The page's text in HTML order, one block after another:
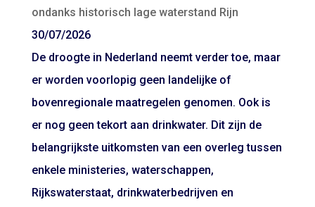
ondanks historisch lage waterstand Rijn
30/07/2026
De droogte in Nederland neemt verder toe, maar
er worden voorlopig geen landelijke of
bovenregionale maatregelen genomen. Ook is
er nog geen tekort aan drinkwater. Dit zijn de
belangrijkste uitkomsten van een overleg tussen
enkele ministeries, waterschappen,
Rijkswaterstaat, drinkwaterbedrijven en